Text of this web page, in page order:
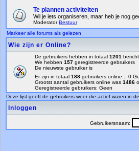
Te plannen activiteiten
Wil je iets organiseren, maar heb je nog
ModeratorBestuur
Markeer alle forums als gelezen
Wie zijn er Online?
De gebruikers hebben in totaal 1201
We hebben 157 geregistreerde gebruikers
De nieuwste gebruiker is
Er zijn in totaal 188 gebruikers online :: 0
Grootst aantal gebruikers online was 1486
Geregistreerde gebruikers: Geen
Deze lijst geeft de gebruikers weer die actief waren in
Inloggen
Gebruikersnaam: